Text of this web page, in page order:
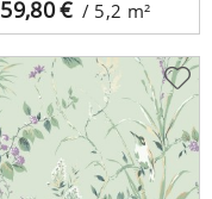
59,80€ / 5,2 m²